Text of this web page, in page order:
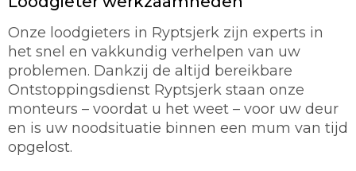
Onze loodgieters in Ryptsjerk zijn experts in
het snel en vakkundig verhelpen van uw
problemen. Dankzij de altijd bereikbare
Ontstoppingsdienst Ryptsjerk staan onze
monteurs – voordat u het weet – voor uw deur
en is uw noodsituatie binnen een mum van tijd
opgelost.